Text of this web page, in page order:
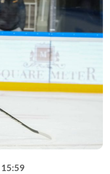
15:59